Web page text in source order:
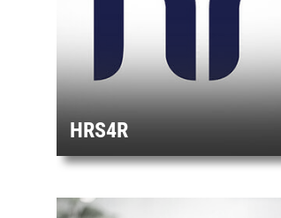
HRS4R